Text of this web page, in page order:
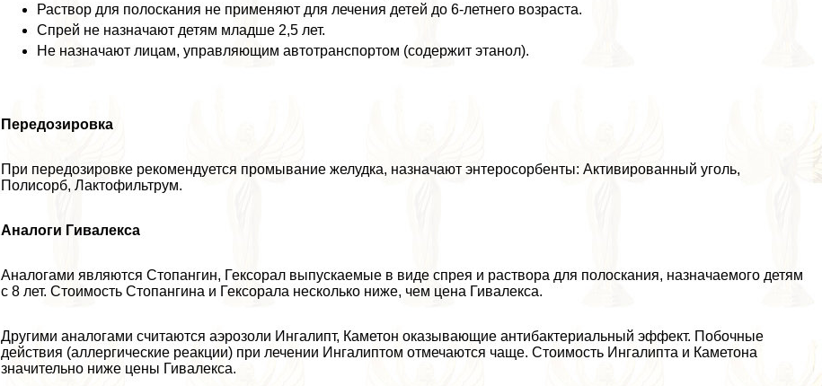
Раствор для полоскания не применяют для лечения детей до 6-летнего возраста.
Спрей не назначают детям младше 2,5 лет.
Не назначают лицам, управляющим автотрaнcпортом (содержит этанол).
Передозировка
При передозировке рекомендуется промывание желудка, назначают энтеросорбенты: Активированный уголь,
Полисорб, Лактофильтрум.
Аналоги Гивалекса
Аналогами являются Стопангин, Гексорал выпускаемые в виде спрея и раствора для полоскания, назначаемого детям
с 8 лет. Стоимость Стопангина и Гексорала несколько ниже, чем цена Гивалекса.
Другими аналогами считаются аэрозоли Ингалипт, Каметон оказывающие антибактериальный эффект. Побочные
действия (аллергические реакции) при лечении Ингалиптом отмечаются чаще. Стоимость Ингалипта и Каметона
значительно ниже цены Гивалекса.